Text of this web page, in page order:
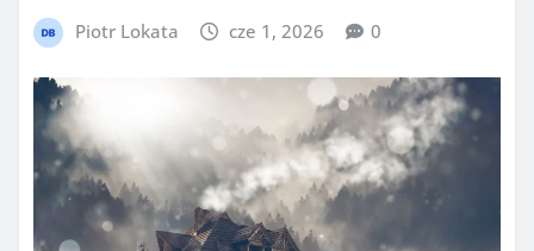
Piotr Lokata cze 1, 2026 0